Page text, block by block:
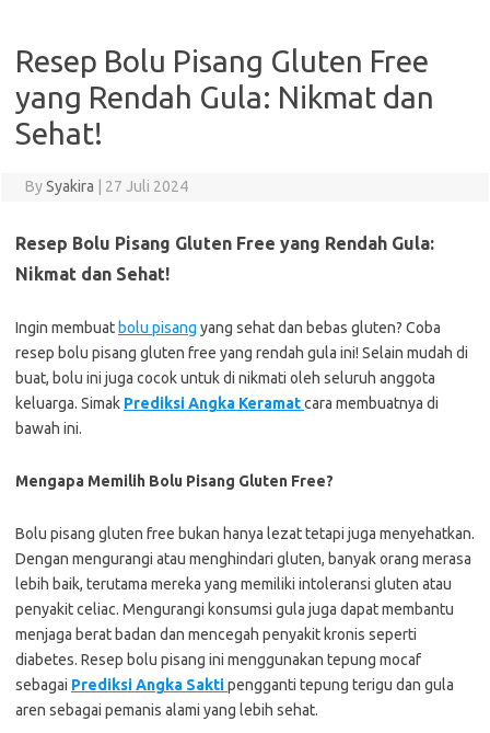
Resep Bolu Pisang Gluten Free
yang Rendah Gula: Nikmat dan
Sehat!
BySyakira 27 Juli 2024
Resep Bolu Pisang Gluten Free yang Rendah Gula:
Nikmat dan Sehat!
Ingin membuat bolu pisang yang sehat dan bebas gluten? Coba
resep bolu pisang gluten free yang rendah gula ini! Selain mudah di
buat, bolu ini juga cocok untuk di nikmati oleh seluruh anggota
keluarga. Simak Prediksi Angka Keramatcara membuatnya di
bawah ini.
Mengapa Memilih Bolu Pisang Gluten Free?
Bolu pisang gluten free bukan hanya lezat tetapi juga menyehatkan.
Dengan mengurangi atau menghindari gluten, banyak orang merasa
lebih baik, terutama mereka yang memiliki intoleransi gluten atau
penyakit celiac. Mengurangi konsumsi gula juga dapat membantu
menjaga berat badan dan mencegah penyakit kronis seperti
diabetes. Resep bolu pisang ini menggunakan tepung mocaf
sebagai Prediksi Angka Saktipengganti tepung terigu dan gula
aren sebagai pemanis alami yang lebih sehat.